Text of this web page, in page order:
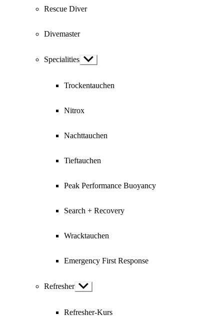
Rescue Diver
Divemaster
Specialities Show
sub
Trockentauchen
Nitrox
Nachttauchen
Tieftauchen
Peak Performance Buoyancy
Search + Recovery
Wracktauchen
Emergency First Response
Refresher Show
sub
Refresher-Kurs